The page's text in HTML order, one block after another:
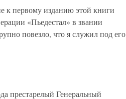
первому изданию этой книги
«Пьедестал» в звании
повезло, что я служил под его
престарелый Генеральный